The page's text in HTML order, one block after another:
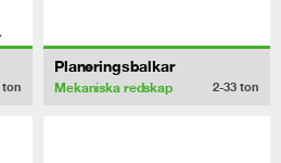
ton
Planeringsbalkar
Mekaniska redskap 2-33 ton